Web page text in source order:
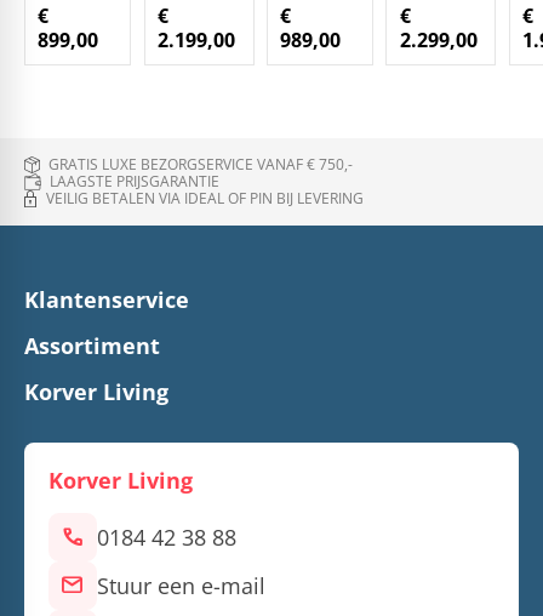
€
899,00
€
2.199,00
€
989,00
€
2.299,00
€
GRATIS LUXE BEZORGSERVICE VANAF € 750,-
LAAGSTE PRIJSGARANTIE
VEILIG BETALEN VIA IDEAL OF PIN BIJ LEVERING
Klantenservice
Assortiment
Korver Living
Korver Living
call 0184 42 38 88
mail Stuur een e-mail